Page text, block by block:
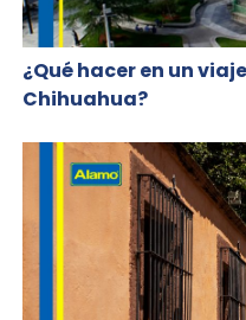
¿Qué hacer en un
Chihuahua?